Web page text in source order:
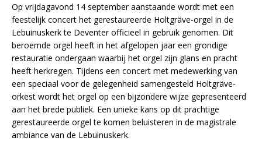
Op vrijdagavond 14 september aanstaande wordt met een
feestelijk concert het gerestaureerde Holtgräve-orgel in de
Lebuinuskerk te Deventer officieel in gebruik genomen. Dit
beroemde orgel heeft in het afgelopen jaar een grondige
restauratie ondergaan waarbij het orgel zijn glans en pracht
heeft herkregen. Tijdens een concert met medewerking van
een speciaal voor de gelegenheid samengesteld Holtgräve-
orkest wordt het orgel op een bijzondere wijze gepresenteerd
aan het brede publiek. Een unieke kans op dit prachtige
gerestaureerde orgel te komen beluisteren in de magistrale
ambiance van de Lebuinuskerk.